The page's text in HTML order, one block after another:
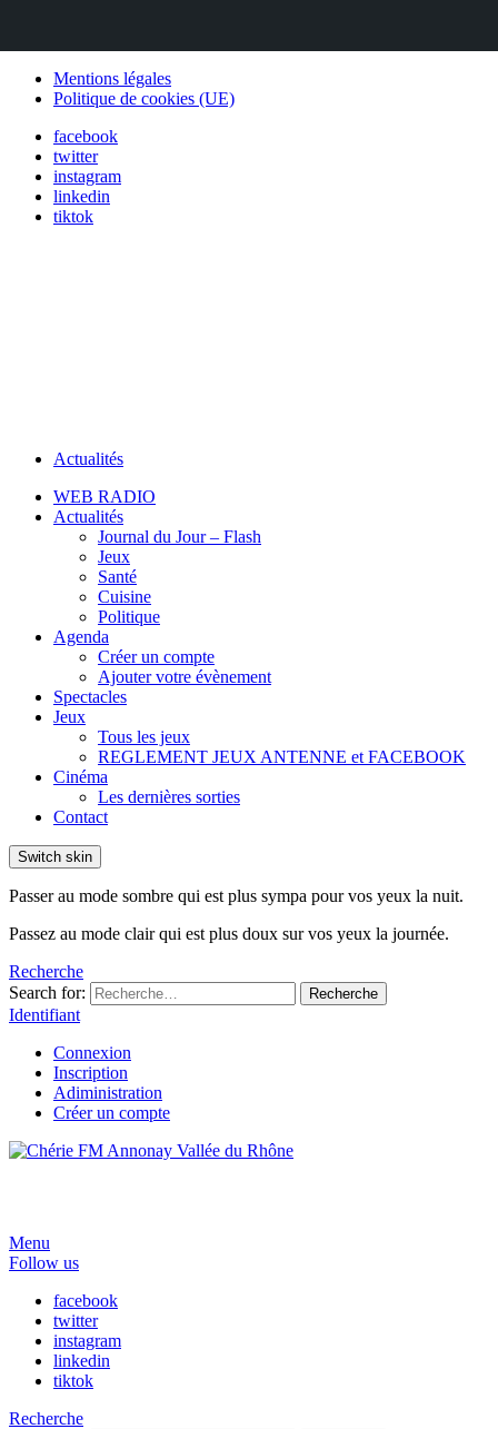
Mentions légales
Politique de cookies (UE)
facebook
twitter
instagram
linkedin
tiktok
Actualités
WEB RADIO
Actualités
Journal du Jour – Flash
Jeux
Santé
Cuisine
Politique
Agenda
Créer un compte
Ajouter votre évènement
Spectacles
Jeux
Tous les jeux
REGLEMENT JEUX ANTENNE et FACEBOOK
Cinéma
Les dernières sorties
Contact
Switch skin
Passer au mode sombre qui est plus sympa pour vos yeux la nuit.
Passez au mode clair qui est plus doux sur vos yeux la journée.
Recherche
Search for:
Recherche
Identifiant
Connexion
Inscription
Adiministration
Créer un compte
Menu
Follow us
facebook
twitter
instagram
linkedin
tiktok
Recherche